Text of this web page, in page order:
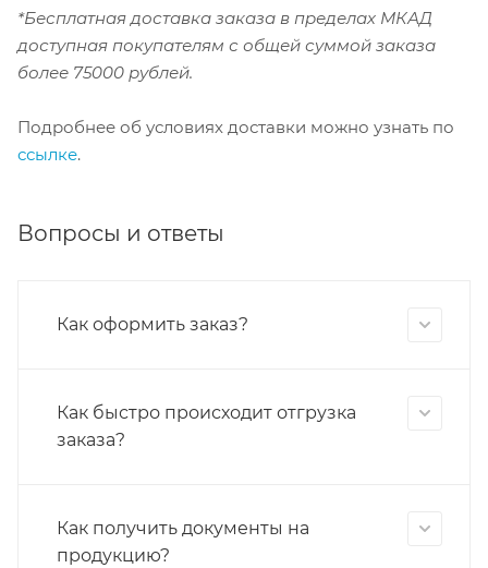
*Бесплатная доставка заказа в пределах МКАД
доступная покупателям с общей суммой заказа
более 75000 рублей.
Подробнее об условиях доставки можно узнать по
ссылке.
Вопросы и ответы
Как оформить заказ?
Как быстро происходит отгрузка
заказа?
Как получить документы на
продукцию?